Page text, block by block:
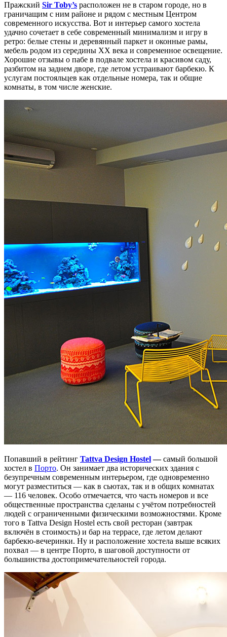
Пражский Sir Toby’s расположен не в старом городе, но в
граничащим с ним районе и рядом с местным Центром
современного искусства. Вот и интерьер самого хостела
удачно сочетает в себе современный минимализм и игру в
ретро: белые стены и деревянный паркет и оконные рамы,
мебель родом из середины ХХ века и современное освещение.
Хорошие отзывы о пабе в подвале хостела и красивом саду,
разбитом на заднем дворе, где летом устраивают барбекю. К
услугам постояльцев как отдельные номера, так и общие
комнаты, в том числе женские.
Попавший в рейтинг Tattva Design Hostel—cамый большой
хостел в Порто. Он занимает два исторических здания с
безупречным современным интерьером, где одновременно
могут разместиться — как в сьютах, так и в общих комнатах
— 116 человек. Особо отмечается, что часть номеров и все
общественные пространства сделаны с учётом потребностей
людей с ограниченными физическими возможностями. Кроме
того в Tattva Design Hostel есть свой ресторан (завтрак
включён в стоимость) и бар на террасе, где летом делают
барбекю-вечеринки. Ну и расположение хостела выше всяких
похвал — в центре Порто, в шаговой доступности от
большинства достопримечательностей города.